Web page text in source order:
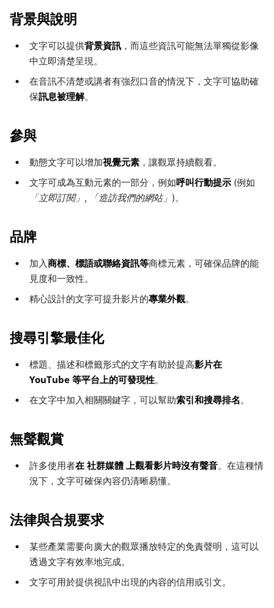
背景與說明
文字可以提供背景資訊 ，而這些資訊可能無法單獨從影像
中立即清楚呈現。
在音訊不清楚或講者有強烈口音的情況下，文字可協助確
保訊息被理解。
參與
動態文字可以增加視覺元素 ，讓觀眾持續觀看。
文字可成為互動元素的一部分，例如呼叫行動提示 (例如
「立即訂閱」 , 「造訪我們的網站」 )。
品牌
加入商標、標語或聯絡資訊等商標元素，可確保品牌的能
見度和一致性。
精心設計的文字可提升影片的專業外觀。
搜尋引擎最佳化
標題、描述和標籤形式的文字有助於提高影片在
YouTube 等平台上的可發現性。
在文字中加入相關關鍵字，可以幫助索引和搜尋排名。
無聲觀賞
許多使用者在 社群媒體 上觀看影片時沒有聲音。在這種情
況下，文字可確保內容仍清晰易懂。
法律與合規要求
某些產業需要向廣大的觀眾播放特定的免責聲明，這可以
透過文字有效率地完成。
文字可用於提供視訊中出現的內容的信用或引文。